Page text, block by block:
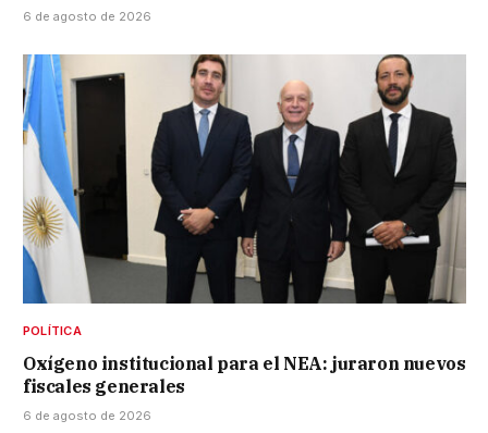
6 de agosto de 2026
POLÍTICA
Oxígeno institucional para el NEA: juraron nuevos
fiscales generales
6 de agosto de 2026